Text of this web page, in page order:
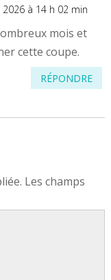
2026 à 14 h 02 min
mois et
cette coupe.
RÉPONDRE
Les champs